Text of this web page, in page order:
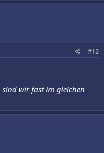
#12
wir fast im gleichen